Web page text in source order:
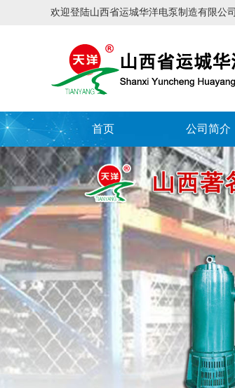
欢迎登陆山西省运城华洋电泵制造有限公司
首页 公司简介